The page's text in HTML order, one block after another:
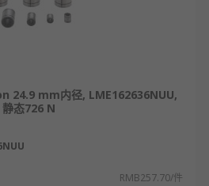
24.9 mm内径, LME162636NUU,
态726 N
RMB257.70/件